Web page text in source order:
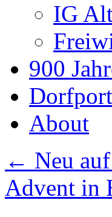
IG
900
About
← Neu
Advent in